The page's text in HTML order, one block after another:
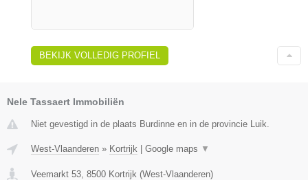
BEKIJK VOLLEDIG PROFIEL
Nele Tassaert Immobiliën
Niet gevestigd in de plaats Burdinne en in de provincie Luik.
West-Vlaanderen » Kortrijk Google maps ▼
Veemarkt 53 8500 Kortrijk (West-Vlaanderen)